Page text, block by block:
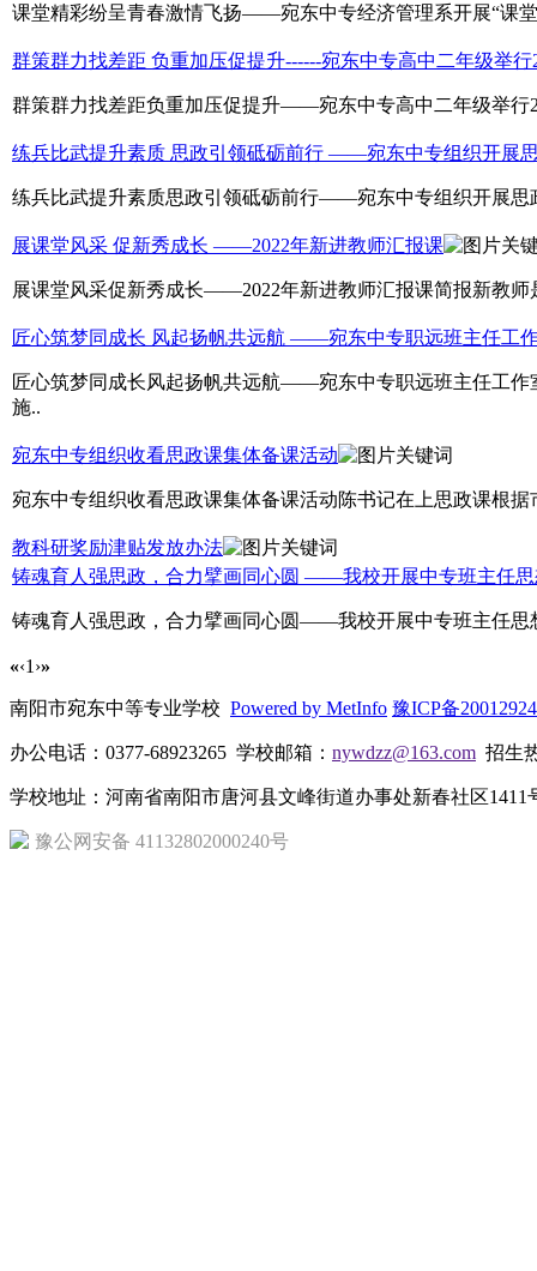
课堂精彩纷呈青春激情飞扬——宛东中专经济管理系开展“课
群策群力找差距 负重加压促提升------宛东中专高中二年级举
群策群力找差距负重加压促提升——宛东中专高中二年级举行
练兵比武提升素质 思政引领砥砺前行 ——宛东中专组织开展
练兵比武提升素质思政引领砥砺前行——宛东中专组织开展思
展课堂风采 促新秀成长 ——2022年新进教师汇报课
展课堂风采促新秀成长——2022年新进教师汇报课简报新教
匠心筑梦同成长 风起扬帆共远航 ——宛东中专职远班主任工
匠心筑梦同成长风起扬帆共远航——宛东中专职远班主任工作
施..
宛东中专组织收看思政课集体备课活动
宛东中专组织收看思政课集体备课活动陈书记在上思政课根
教科研奖励津贴发放办法
铸魂育人强思政，合力擘画同心圆 ——我校开展中专班主任
铸魂育人强思政，合力擘画同心圆——我校开展中专班主任思
«‹1 ›»
南阳市宛东中等专业学校 Powered by MetInfo 豫ICP备
办公电话：0377-68923265 学校邮箱： nywdzz@163.com 招生
学校地址：河南省南阳市唐河县文峰街道办事处新春社区1411
豫公网安备 41132802000240号